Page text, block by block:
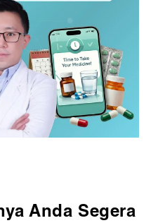
Anda Segera